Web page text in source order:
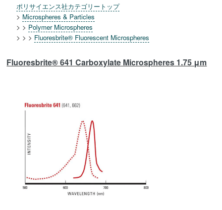
ポリサイエンス社カテゴリートップ
> Microspheres & Particles
> > Polymer Microspheres
> > > Fluoresbrite® Fluorescent Microspheres
Fluoresbrite® 641 Carboxylate Microspheres 1.75 μm